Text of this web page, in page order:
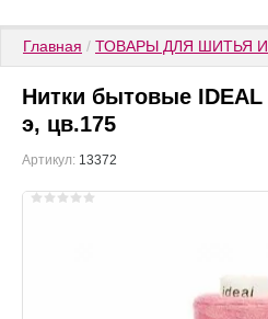
Главная / ТОВАРЫ ДЛЯ ШИТЬЯ
Нитки бытовые IDEAL
э, цв.175
Артикул: 13372